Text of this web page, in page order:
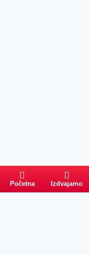
Početna Izdvajamo